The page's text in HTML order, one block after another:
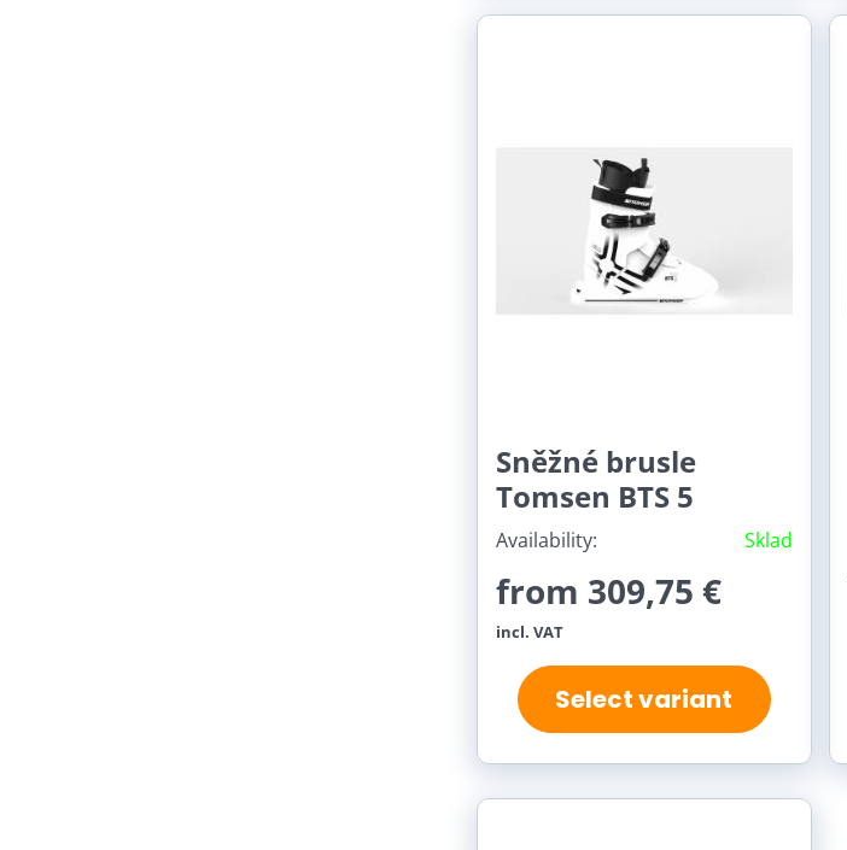
Sněžné brusle
Tomsen BTS 5
Availability: Sklad
from 309,75 €
incl. VAT
Select variant